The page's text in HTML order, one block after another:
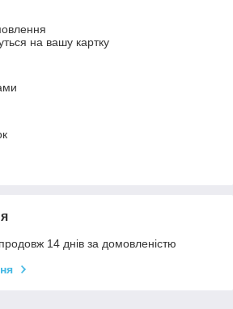
на вашу картку
14 днів за домовленістю